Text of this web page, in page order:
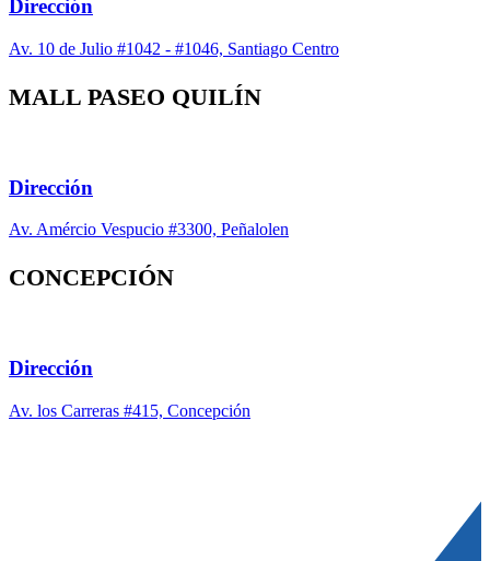
Dirección
Av. 10 de Julio #1042 - #1046, Santiago Centro
MALL PASEO QUILÍN
Dirección
Av. Amércio Vespucio #3300, Peñalolen
CONCEPCIÓN
Dirección
Av. los Carreras #415, Concepción